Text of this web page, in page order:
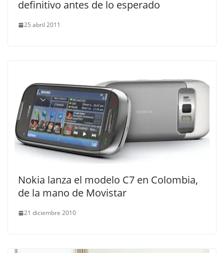
definitivo antes de lo esperado
25 abril 2011
Nokia lanza el modelo C7 en Colombia,
de la mano de Movistar
21 diciembre 2010